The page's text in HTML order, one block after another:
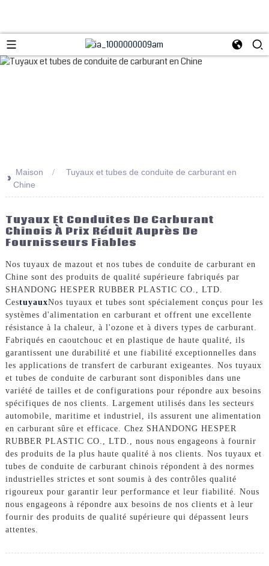
>> Maison
Tuyaux et tubes de conduite de carburant en
Chine
Tuyaux Et Conduites De Carburant
Chinois À Prix Réduit Auprès De
Fournisseurs Fiables
Nos tuyaux de mazout et nos tubes de conduite de carburant en
Chine sont des produits de qualité supérieure fabriqués par
SHANDONG HESPER RUBBER PLASTIC CO., LTD.
CestuyauxNos tuyaux et tubes sont spécialement conçus pour les
systèmes d'alimentation en carburant et offrent une excellente
résistance à la chaleur, à l'ozone et à divers types de carburant.
Fabriqués en caoutchouc et en plastique de haute qualité, ils
garantissent une durabilité et une fiabilité exceptionnelles dans
les applications de transfert de carburant exigeantes. Nos tuyaux
et tubes de conduite de carburant sont disponibles dans une
variété de tailles et de configurations pour répondre aux besoins
spécifiques de nos clients. Largement utilisés dans les secteurs
automobile, maritime et industriel, ils assurent une alimentation
en carburant sûre et efficace. Chez SHANDONG HESPER
RUBBER PLASTIC CO., LTD., nous nous engageons à fournir
des produits de la plus haute qualité à nos clients. Nos tuyaux et
tubes de conduite de carburant chinois répondent à des normes
industrielles strictes et sont soumis à des contrôles qualité
rigoureux pour garantir leur performance et leur fiabilité. Nous
nous engageons à répondre aux besoins de nos clients et à leur
fournir des produits de qualité supérieure qui dépassent leurs
attentes.